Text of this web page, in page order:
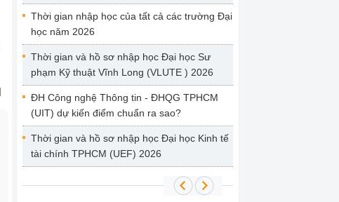
Thời gian nhập học của tất cả các trường Đại
học năm 2026
Thời gian và hồ sơ nhập học Đại học Sư
phạm Kỹ thuật Vĩnh Long (VLUTE ) 2026
ĐH Công nghệ Thông tin - ĐHQG TPHCM
(UIT) dự kiến điểm chuẩn ra sao?
Thời gian và hồ sơ nhập học Đại học Kinh tế
tài chính TPHCM (UEF) 2026